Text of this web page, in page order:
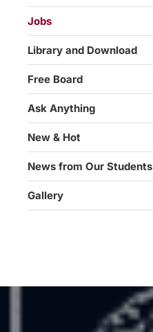
Jobs
Library and Download
Free Board
Ask Anything
New & Hot
News from Our Students
Gallery